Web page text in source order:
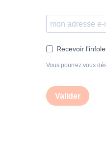
Recevoir
Vous pourrez vous
Valider